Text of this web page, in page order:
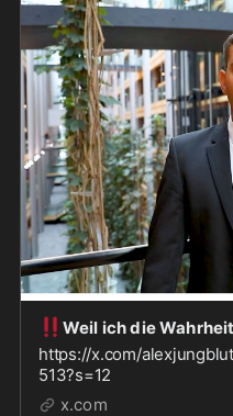
‼️ Weil ich die Wahrheit sage:
https://x.com/
513?s=12
x.com